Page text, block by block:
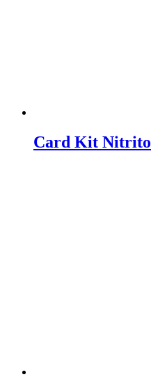
Card Kit Nitrito